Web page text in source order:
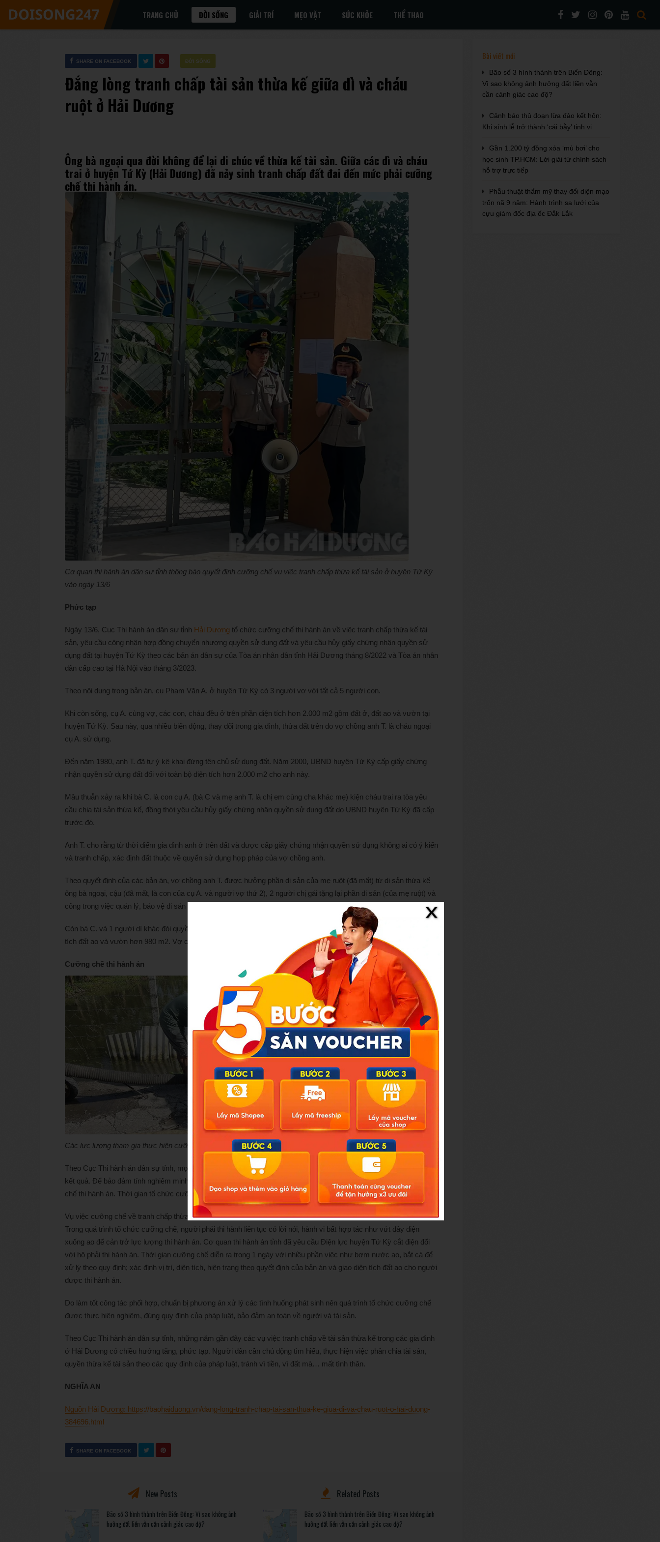
TRANG CHỦ ĐỜI SỐNG GIẢI TRÍ MẸO VẶT SỨC KHỎE THỂ THAO
ĐỜI SỐNG
SHARE ON FACEBOOK
Đắng lòng tranh chấp tài sản thừa kế giữa dì và cháu
ruột ở Hải Dương
Ông bà ngoại qua đời không để lại di chúc về thừa kế tài sản. Giữa các dì và cháu
trai ở huyện Tứ Kỳ (Hải Dương) đã nảy sinh tranh chấp đất đai đến mức phải cưỡng
chế thi hành án.
Cơ quan thi hành án dân sự tỉnh thông báo quyết định cưỡng chế vụ việc tranh chấp thừa kế tài sản ở huyện Tứ Kỳ
vào ngày 13/6
Phức tạp
Ngày 13/6, Cục Thi hành án dân sự tỉnh Hải Dương tổ chức cưỡng chế thi hành án về việc tranh chấp thừa kế tài
sản, yêu cầu công nhận hợp đồng chuyển nhượng quyền sử dụng đất và yêu cầu hủy giấy chứng nhận quyền sử
dụng đất tại huyện Tứ Kỳ theo các bản án dân sự của Tòa án nhân dân tỉnh Hải Dương tháng 8/2022 và Tòa án nhân
dân cấp cao tại Hà Nội vào tháng 3/2023.
Theo nội dung trong bản án, cụ Phạm Văn A. ở huyện Tứ Kỳ có 3 người vợ với tất cả 5 người con.
Khi còn sống, cụ A. cùng vợ, các con, cháu đều ở trên phần diện tích hơn 2.000 m2 gồm đất ở, đất ao và vườn tại
huyện Tứ Kỳ. Sau này, qua nhiều biến động, thay đổi trong gia đình, thửa đất trên do vợ chồng anh T. là cháu ngoại
cụ A. sử dụng.
Đến năm 1980, anh T. đã tự ý kê khai đứng tên chủ sử dụng đất. Năm 2000, UBND huyện Tứ Kỳ cấp giấy chứng
nhận quyền sử dụng đất đối với toàn bộ diện tích hơn 2.000 m2 cho anh này.
Mâu thuẫn xảy ra khi bà C. là con cụ A. (bà C và mẹ anh T. là chị em cùng cha khác mẹ) kiện cháu trai ra tòa yêu
cầu chia tài sản thừa kế, đồng thời yêu cầu hủy giấy chứng nhận quyền sử dụng đất do UBND huyện Tứ Kỳ đã cấp
trước đó.
Anh T. cho rằng từ thời điểm gia đình anh ở trên đất và được cấp giấy chứng nhận quyền sử dụng không ai có ý kiến
và tranh chấp, xác định đất thuộc về quyển sử dụng hợp pháp của vợ chồng anh.
Theo quyết định của các bản án, vợ chồng anh T. được hưởng phần di sản của mẹ ruột (đã mất) từ di sản thừa kế
ông bà ngoại, cậu (đã mất, là con của cụ A. và người vợ thứ 2), 2 người chị gái tặng lại phần di sản (của mẹ ruột) và
công trong việc quản lý, bảo vệ di sản với tổng diện tích 1.062,7m2 đất.
Còn bà C. và 1 người dì khác đòi quyền thừa kế được hưởng các phần di sản thừa kế theo quy định với tổng diện
tích đất ao và vườn hơn 980 m2. Vợ chồng anh T. có nghĩa vụ trả tiền chênh lệch giá trị tài sản cho 2 dì.
Cưỡng chế thi hành án
Các lực lượng tham gia thực hiện cưỡng chế
Theo Cục Thi hành án dân sự tỉnh, mọi cố gắng, động viên, thuyết phục để các bên phải thi hành án đều không đạt
kết quả. Để bảo đảm tính nghiêm minh của
, ngày 22/5/2024, chấp hành viên đã ban hành thông báo cưỡng
chế thi hành án. Thời gian tổ chức cưỡng chế ngày 13/6.
Vụ việc cưỡng chế về tranh chấp thừa kế tài sản trên đã phải huy động hơn 100 người tham gia từ nhiều lực lượng.
Trong quá trình tổ chức cưỡng chế, người phải thi hành liên tục có lời nói, hành vi bất hợp tác như vứt dây điện
xuống ao để cản trở lực lượng thi hành án. Cơ quan thi hành án tỉnh đã yêu cầu Điện lực huyện Tứ Kỳ cắt điện đối
với hộ phải thi hành án. Thời gian cưỡng chế diễn ra trong 1 ngày với nhiều phần việc như bơm nước ao, bắt cá để
xử lý theo quy định; xác định vị trí, diện tích, hiện trạng theo quyết định của bản án và giao diện tích đất ao cho người
được thi hành án.
Do làm tốt công tác phối hợp, chuẩn bị phương án xử lý các tình huống phát sinh nên quá trình tổ chức cưỡng chế
được thực hiện nghiêm, đúng quy định của pháp luật, bảo đảm an toàn về người và tài sản.
Theo Cục Thi hành án dân sự tỉnh, những năm gần đây các vụ việc tranh chấp về tài sản thừa kế trong các gia đình
ở Hải Dương có chiều hướng tăng, phức tạp. Người dân cần chủ động tìm hiểu, thực hiện việc phân chia tài sản,
quyền thừa kế tài sản theo các quy định của pháp luật, tránh vì tiền, vì đất mà… mất tình thân.
NGHĨA AN
Nguồn Hải Dương: https://baohaiduong.vn/dang-long-tranh-chap-tai-san-thua-ke-giua-di-va-chau-ruot-o-hai-duong-
384696.html
SHARE ON FACEBOOK
New Posts
Bão số 3 hình thành trên Biển Đông: Vì sao không ảnh
hưởng đất liền vẫn cần cảnh giác cao độ?
Related Posts
Bão số 3 hình thành trên Biển Đông: Vì sao không ảnh
hưởng đất liền vẫn cần cảnh giác cao độ?
Bài viết mới
Bão số 3 hình thành trên Biển Đông:
Vì sao không ảnh hưởng đất liền vẫn
cần cảnh giác cao độ?
Cảnh báo thủ đoạn lừa đảo kết hôn:
Khi sính lễ trở thành ‘cái bẫy’ tinh vi
Gần 1.200 tỷ đồng xóa ‘mù bơi’ cho
học sinh TP.HCM: Lời giải từ chính sách
hỗ trợ trực tiếp
Phẫu thuật thẩm mỹ thay đổi diện mạo
trốn nã 9 năm: Hành trình sa lưới của
cựu giám đốc địa ốc Đắk Lắk